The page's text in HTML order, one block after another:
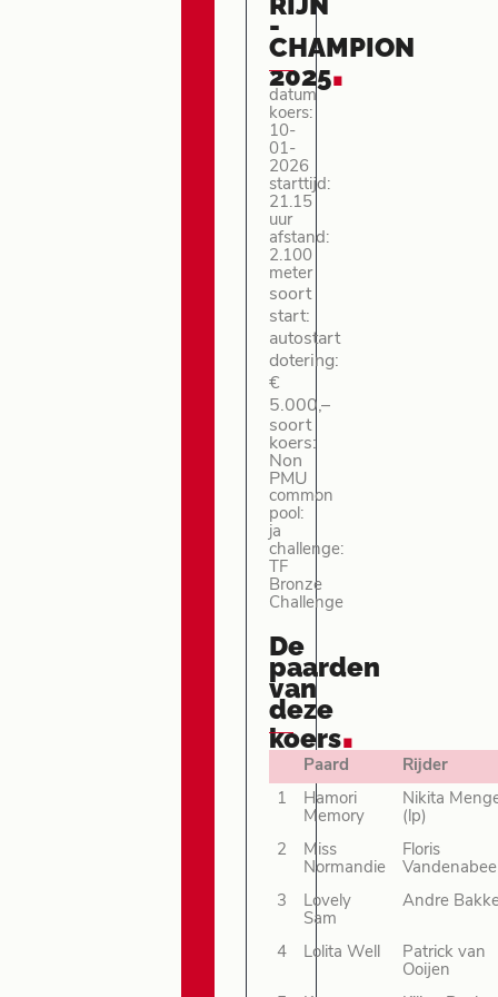
-
CHAMPION
2025.
datum
koers:
10-
01-
2026
starttijd:
21.15
uur
afstand:
2.100
meter
soort
start:
autostart
dotering:
€
5.000,–
soort
koers:
Non
PMU
common
pool:
ja
challenge:
TF
Bronze
Challenge
De
paarden
van
deze
koers.
Paard
Rijder
1
Hamori
Memory
Nikita
(lp)
2
Miss
Normandie
Floris
3
Lovely
Sam
Andre
4 Lolita Well
Patrick van
Ooijen